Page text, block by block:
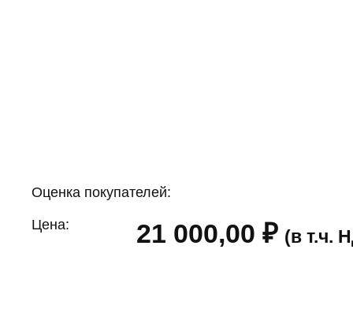
Оценка покупателей:
Цена: 21 000,00₽ (в т.ч.